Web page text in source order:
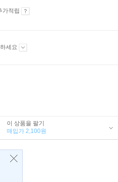
가적립
세요
이 상품을 팔기
매입가 2,100원